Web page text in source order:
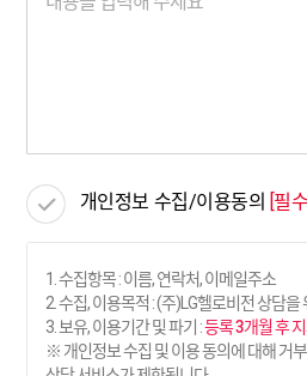
개인정보 수집/이용동의 [필수]
1. 수집항목 : 이름, 연락처, 이메일주소
2. 수집, 이용목적 : (주)LG헬로비전 상담을
3. 보유, 이용기간 및 파기 :등록 3개월 후
※ 개인정보 수집 및 이용 동의에 대해 거